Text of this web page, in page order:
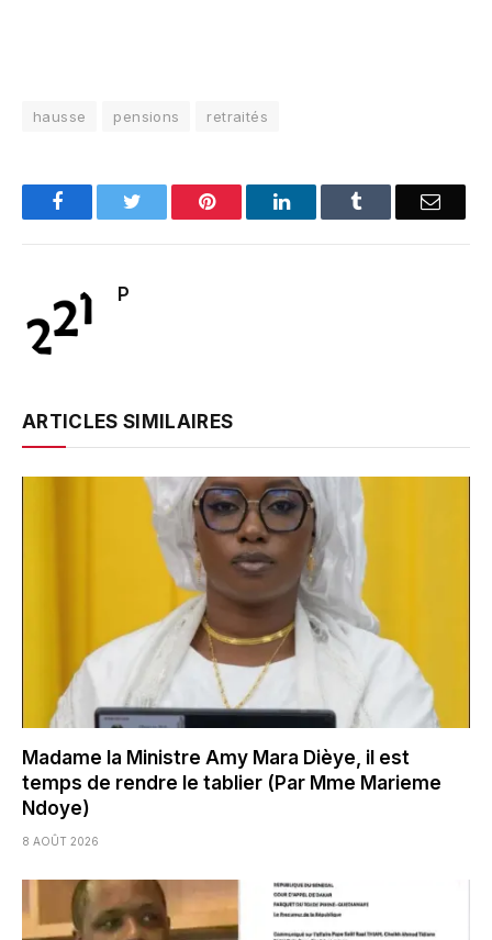
hausse pensions retraités
FacebookTwitter Pinterest LinkedInTumblr Email
P
ARTICLES SIMILAIRES
Madame la Ministre Amy Mara Dièye, il est
temps de rendre le tablier (Par Mme Marieme
Ndoye)
8 AOÛT 2026